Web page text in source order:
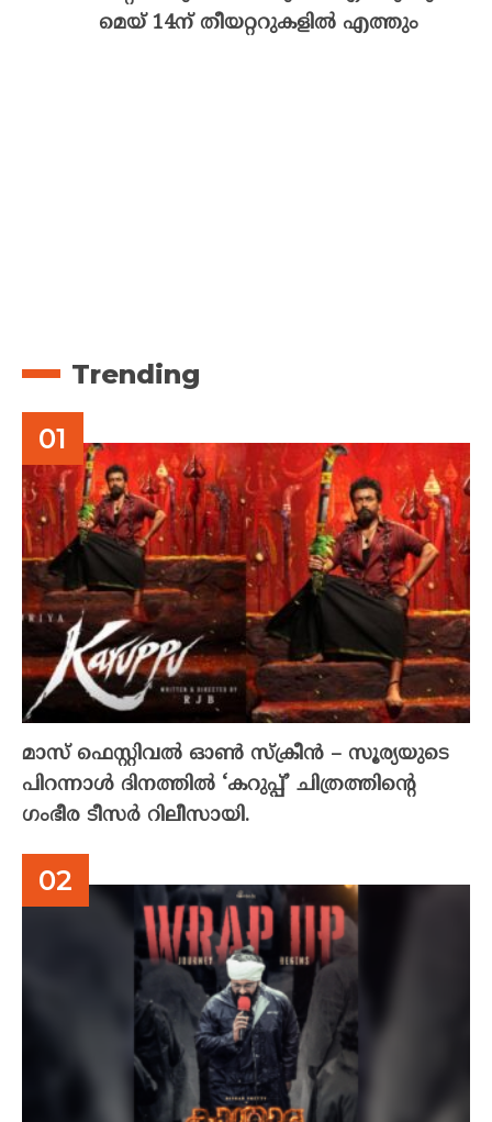
മെയ് 14ന് തീയറ്ററുകളിൽ എത്തും
Trending
മാസ് ഫെസ്റ്റിവൽ ഓൺ സ്‌ക്രീൻ – സൂര്യയുടെ
പിറന്നാൾ ദിനത്തിൽ ‘കറുപ്പ്’ ചിത്രത്തിന്റെ
ഗംഭീര ടീസർ റിലീസായി.